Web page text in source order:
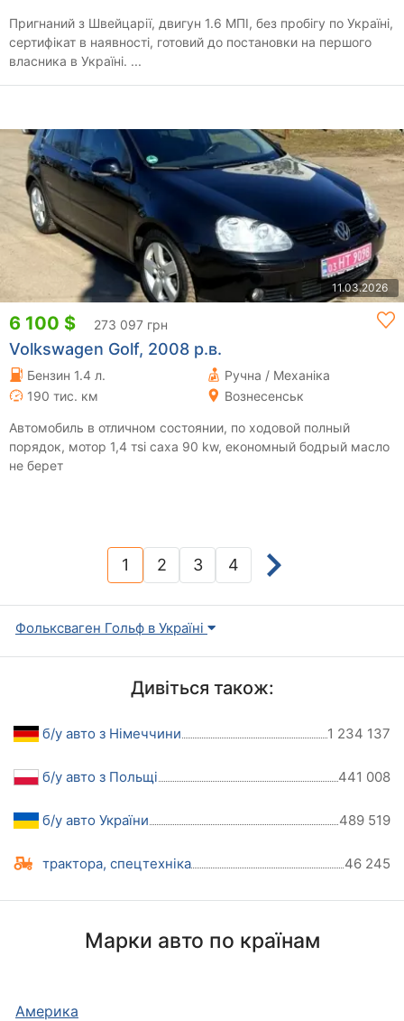
Пригнаний з Швейцарії, двигун 1.6 МПІ, без пробігу по Україні,
сертифікат в наявності, готовий до постановки на першого
власника в Україні. ...
11.03.2026
6 100 $ 273 097 грн
Volkswagen Golf, 2008 р.в.
Бензин 1.4 л.
Ручна / Механіка
190 тис. км
Вознесенськ
Автомобиль в отличном состоянии, по ходовой полный
порядок, мотор 1,4 тsi caxa 90 kw, економный бодрый масло
не берет
1(current)
2 3 4
Фольксваген Гольф в Україні
Дивіться також:
б/у авто з Німеччини 1 234 137
б/у авто з Польщі 441 008
б/у авто України 489 519
трактора, спецтехніка 46 245
Марки авто по країнам
Америка